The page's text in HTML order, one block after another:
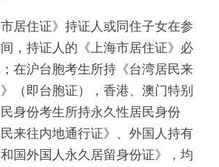
市居住证》持证人或同住子女在参
，持证人的《上海市居住证》必
在沪台胞考生所持《台湾居民来
（即台胞证），香港、澳门特别
身份考生所持永久性居民身份
来往内地通行证》、外国人持有
和国外国人永久居留身份证》，均